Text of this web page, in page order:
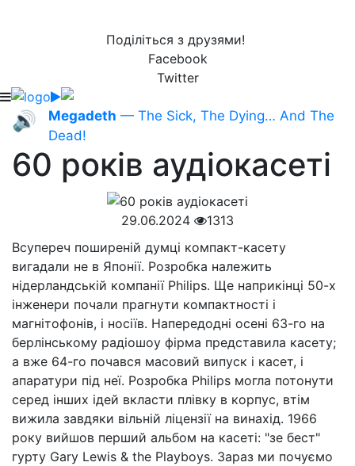
Поділіться з друзями!
Facebook
Twitter
🔊 Megadeth — The Sick, The Dying… And The
Dead!
60 років аудіокасеті
29.06.2024
1313
Всупереч поширеній думці компакт-касету
вигадали не в Японії. Розробка належить
нідерландській компанії Philips. Ще наприкінці 50-х
інженери почали прагнути компактності і
магнітофонів, і носіїв. Напередодні осені 63-го на
берлінському радіошоу фірма представила касету;
а вже 64-го почався масовий випуск і касет, і
апаратури під неї. Розробка Philips могла потонути
серед інших ідей вкласти плівку в корпус, втім
вижила завдяки вільній ліцензії на винахід. 1966
року вийшов перший альбом на касеті: "зе бест"
гурту Gary Lewis & the Playboys. Зараз ми почуємо